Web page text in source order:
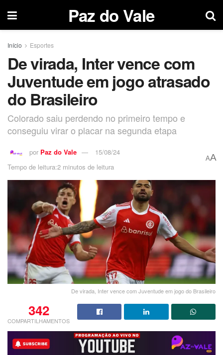
Paz do Vale
Início Esportes
De virada, Inter vence com
Juventude em jogo atrasado
do Brasileiro
Colorado saiu perdendo no primeiro tempo e
conseguiu virar o placar na segunda etapa
por Paz do Vale
15/08/24
Tempo de leitura:2 minutos de leitura
AA
De virada, Inter vence com Juventude em jogo do Brasileiro
342
COMPARTILHAMENTOS